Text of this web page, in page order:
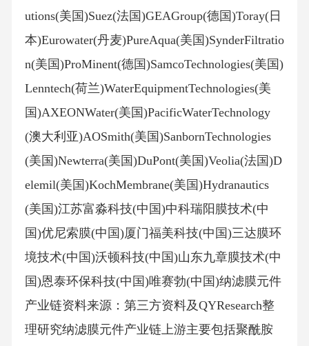
utions(美国)Suez(法国)GEAGroup(德国)Toray(日
本)Eurowater(丹麦)PureAqua(美国)SynderFiltratio
n(美国)ProMinent(德国)SamcoTechnologies(美国)
Lenntech(荷兰)WaterEquipmentTechnologies(美
国)AXEONWater(美国)PacificWaterTechnology
(澳大利亚)AOSmith(美国)SanbornTechnologies
(美国)Newterra(美国)DuPont(美国)Veolia(法国)D
elemil(美国)KochMembrane(美国)Hydranautics
(美国)江苏富淼科技(中国)中科瑞阳膜技术(中
国)优尼索膜(中国)厦门福美科技(中国)三达膜环
境技术(中国)沃顿科技(中国)山东九章膜技术(中
国)恩泰环保科技(中国)唯赛勃(中国)纳滤膜元件
产业链资料来源：第三方资料及QYResearch整
理研究纳滤膜元件产业链上游主要包括聚酰胺